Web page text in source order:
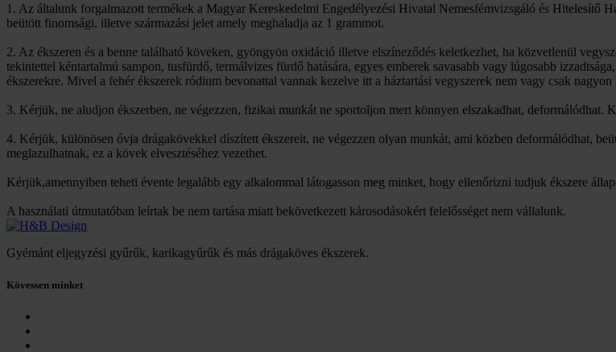
1. Az általunk forgalmazott termékek a Magyar Kereskedelmi Engedélyezési Hivatal Nemesfémvizsgáló és
beütött finomsági, illetve származási jelet amely meghaladja az 1 grammot.
2. Az ékszeren és a benne található köveken, gyöngyön oxidáció illetve elszíneződés keletkezhet, ha közvetlenül
tekintettel kéntartalmú sampon, tusfürdő, termálvizes fürdő hatására, egyes emberek savasabb vagy lúgosabb
ékszerekre. Mivel a fehér ékszerek ródium bevonattal vannak kezelve itt a háztartási vegyszerek nem vagy csak
3. Kérjük, ne aludjon ékszerben, ne végezzen, fizikai munkát ne sportoljon mert könnyen elszakadhat, deformálódhat.
4. Kérjük, különösen óvja drágakövekkel díszített ékszereit, ne végezzen olyan munkát, ami közben deformálódhat,
meglazulhatnak, ez a kövek elvesztéséhez vezethet.
Kérjük,amennyiben teheti évente legalább egy alkalommal látogasson meg minket, hogy ellenőrizni tudjuk ékszere
A használati útmutatóban leírtak be nem tartása miatt bekövetkezett károsodásokért felelősséget nem vállalunk.
Gyémánt eljegyzési gyűrűk, karikagyűrűk és más drágaköves ékszerek.
Kövessen minket